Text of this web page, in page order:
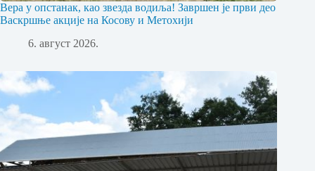
Вера у опстанак, као звезда водиља! Завршен је први део
Васкршње акције на Косову и Метохији
6. август 2026.